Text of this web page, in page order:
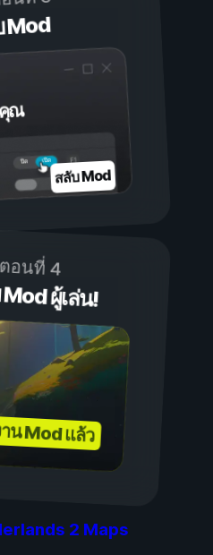
Mod
ณ
เปิด
ปิด
สลับ Mod
อนที่ 4
ผู้เล่น!
น Mod แล้ว
2 Maps